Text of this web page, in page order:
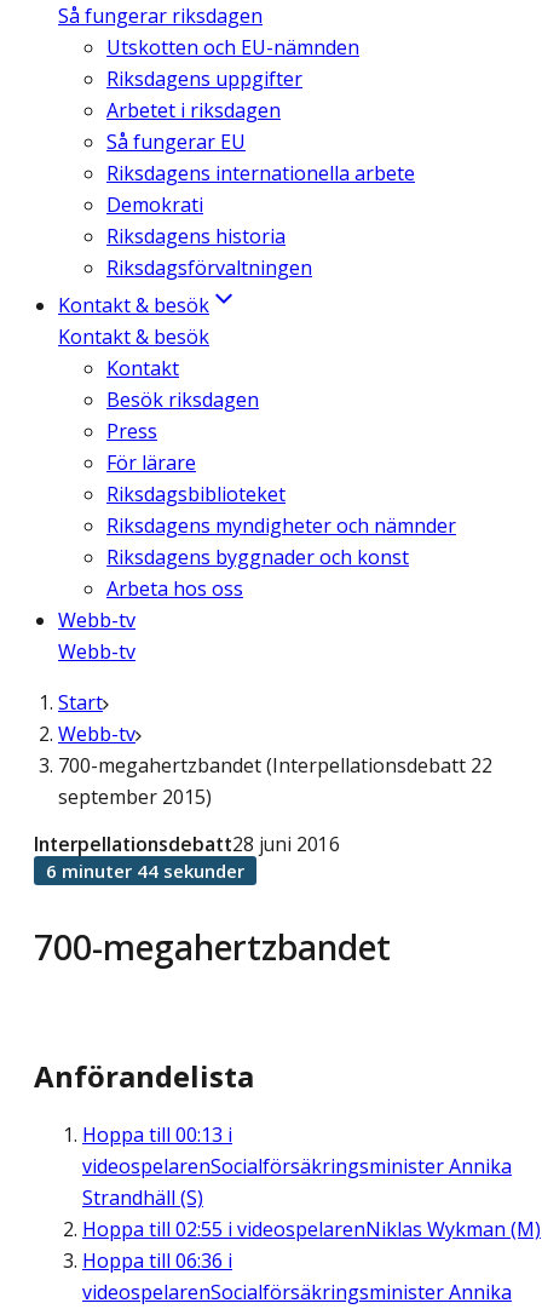
Så fungerar riksdagen
Utskotten och EU-nämnden
Riksdagens uppgifter
Arbetet i riksdagen
Så fungerar EU
Riksdagens internationella arbete
Demokrati
Riksdagens historia
Riksdagsförvaltningen
Kontakt & besök
Kontakt & besök
Kontakt
Besök riksdagen
Press
För lärare
Riksdagsbiblioteket
Riksdagens myndigheter och nämnder
Riksdagens byggnader och konst
Arbeta hos oss
Webb-tv
Webb-tv
Start
Webb-tv
700-megahertzbandet (Interpellationsdebatt 22
september 2015)
700-megahertzbandet
Interpellationsdebatt28 juni 2016
6 minuter 44 sekunder
Anförandelista
Hoppa till 00:13 i
videospelarenSocialförsäkringsminister Annika
Strandhäll (S)
Hoppa till 02:55 i videospelarenNiklas Wykman (M)
Hoppa till 06:36 i
videospelarenSocialförsäkringsminister Annika